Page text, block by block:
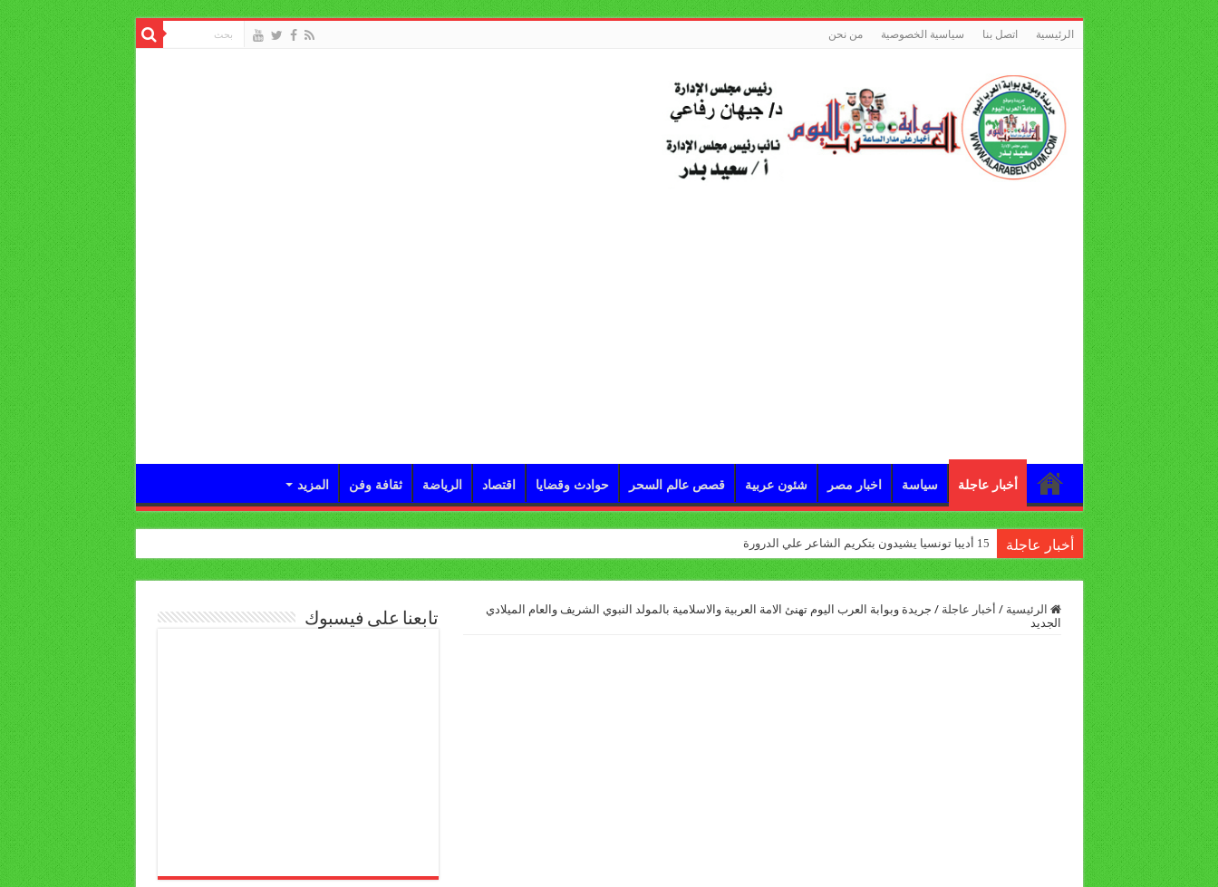
الرئيسية اتصل بنا سياسية الخصوصية من نحن
أخبار عاجلة سياسة اخبار مصر شئون عربية قصص عالم السحر حوادث وقضايا اقتصاد الرياضة ثقافة وفن المزيد
أخبار عاجلة 15 أديبا تونسيا يشيدون بتكريم الشاعر علي الدرورة
الرئيسية / أخبار عاجلة / جريدة وبوابة العرب اليوم تهنئ الامة العربية والاسلامية بالمولد النبوي الشريف والعام الميلادي
الجديد
تابعنا على فيسبوك